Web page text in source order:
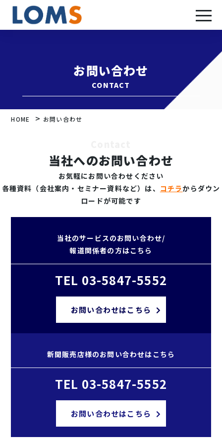
お問い合わせ
CONTACT
HOME > お問い合わせ
当社へのお問い合わせ
お気軽にお問い合わせください
各種資料（会社案内・セミナー資料など）は、 コチラからダウン
ロードが可能です
当社のサービスのお問い合わせ/
報道関係者の方はこちら
TEL 03-5847-5552
お問い合わせはこちら
新聞販売店様のお問い合わせはこちら
TEL 03-5847-5552
お問い合わせはこちら